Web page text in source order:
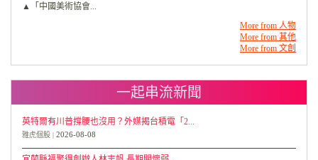
▲「中國美術協會...
More from 人物
More from 其他
More from 文創
一起串流新聞
英特爾有川普撐腰也沒用？外媒揭台積電「2...
雅虎個股 2026-08-08